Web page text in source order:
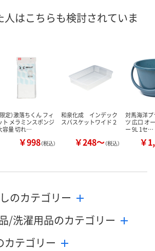
人はこちらも検討されていま
限定）激落ちくん フィ
ト メラミンスポンジ
容量 切れ…
￥998（税込）
和泉化成 インデック
スバスケットワイド２
￥248～（税込）
対馬海洋
ツ 広口 オ
ー 9L 1セ…
￥
のカテゴリー
/洗濯用品のカテゴリー
カテゴリー